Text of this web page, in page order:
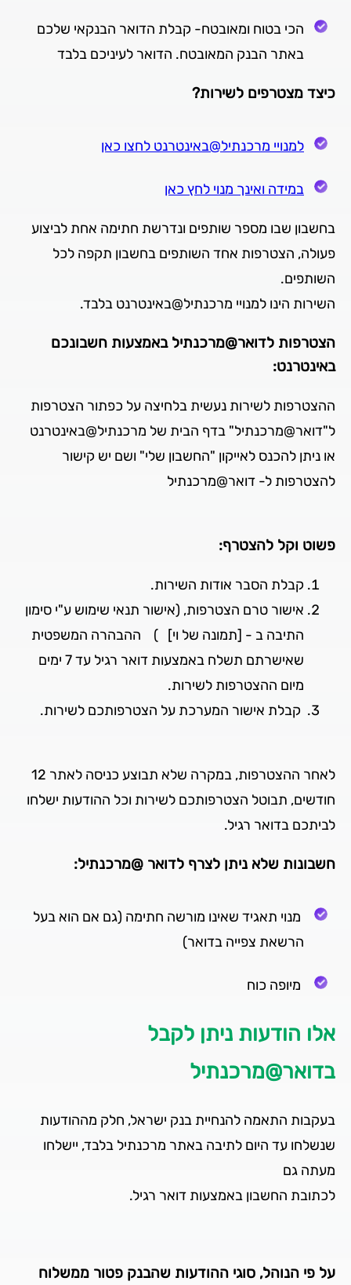
הכי בטוח ומאובטח- קבלת הדואר הבנקאי שלכם
באתר הבנק המאובטח. הדואר לעיניכם בלבד
כיצד מצטרפים לשירות?
למנויי מרכנתיל@באינטרנט לחצו כאן
במידה ואינך מנוי לחץ כאן
בחשבון שבו מספר שותפים ונדרשת חתימה אחת לביצוע
פעולה, הצטרפות אחד השותפים בחשבון תקפה לכל
השותפים.
השירות הינו למנויי מרכנתיל@באינטרנט בלבד.
הצטרפות לדואר@מרכנתיל באמצעות חשבונכם
באינטרנט:
ההצטרפות לשירות נעשית בלחיצה על כפתור הצטרפות
ל"דואר@מרכנתיל" בדף הבית של מרכנתיל@באינטרנט
או ניתן להכנס לאייקון "החשבון שלי" ושם יש קישור
להצטרפות ל- דואר@מרכנתיל
פשוט וקל להצטרף:
קבלת הסבר אודות השירות.
אישור טרם הצטרפות, (אישור תנאי שימוש ע"י סימון
התיבה ב - [תמונה של וי] ) ההבהרה המשפטית
שאישרתם תשלח באמצעות דואר רגיל עד 7 ימים
מיום ההצטרפות לשירות.
קבלת אישור המערכת על הצטרפותכם לשירות.
לאחר ההצטרפות, במקרה שלא תבוצע כניסה לאתר 12
חודשים, תבוטל הצטרפותכם לשירות וכל ההודעות ישלחו
לביתכם בדואר רגיל.
חשבונות שלא ניתן לצרף לדואר @מרכנתיל:
מנוי תאגיד שאינו מורשה חתימה (גם אם הוא בעל
הרשאת צפייה בדואר)
מיופה כוח
אלו הודעות ניתן לקבל
בדואר@מרכנתיל
בעקבות התאמה להנחיית בנק ישראל, חלק מההודעות
שנשלחו עד היום לתיבה באתר מרכנתיל בלבד, יישלחו
מעתה גם
לכתובת החשבון באמצעות דואר רגיל.
על פי הנוהל, סוגי ההודעות שהבנק פטור ממשלוח